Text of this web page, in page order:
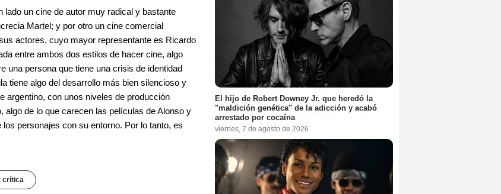
lado un cine de autor muy radical y bastante
Martel; y por otro un cine comercial
actores, cuyo mayor representante es Ricardo
entre ambos dos estilos de hacer cine, algo
una persona que tiene una crisis de identidad
tiene algo del desarrollo más bien silencioso y
argentino, con unos niveles de producción
de lo que carecen las películas de Alonso y
personajes con su entorno. Por lo tanto, es
crítica
El hijo de Robert Downey Jr. que heredó la
"maldición genética" de la adicción y acabó
arrestado por cocaína
viernes, 7 de agosto de 2026